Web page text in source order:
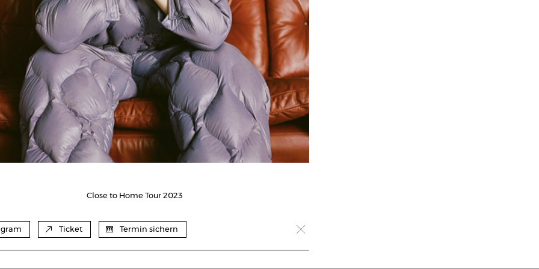
Close to Home Tour 2023
Ticket Termin sichern